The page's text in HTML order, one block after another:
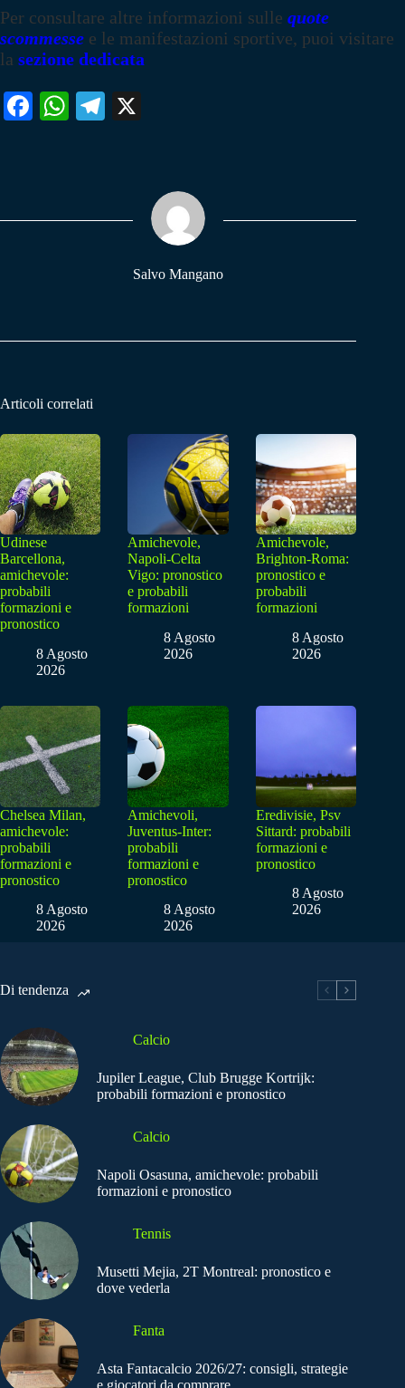
Per consultare altre informazioni sulle quote
scommesse e le manifestazioni sportive, puoi visitare
la sezione dedicata
Fa W
pp
Te
m
Salvo Mangano
Articoli correlati
Udinese
Barcellona,
amichevole:
probabili
formazioni e
pronostico
8 Agosto
2026
Amichevole,
Napoli-Celta
Vigo: pronostico
e probabili
formazioni
8 Agosto
2026
Amichevole,
Brighton-Roma:
pronostico e
probabili
formazioni
8 Agosto
2026
Chelsea Milan,
amichevole:
probabili
formazioni e
pronostico
8 Agosto
2026
Amichevoli,
Juventus-Inter:
probabili
formazioni e
pronostico
8 Agosto
2026
Eredivisie, Psv
Sittard: probabili
formazioni e
pronostico
8 Agosto
2026
Di tendenza
Calcio
Jupiler League, Club Brugge Kortrijk:
probabili formazioni e pronostico
Calcio
Napoli Osasuna, amichevole: probabili
formazioni e pronostico
Tennis
Musetti Mejia, 2T Montreal: pronostico e
dove vederla
Fanta
Asta Fantacalcio 2026/27: consigli, strategie
e giocatori da comprare